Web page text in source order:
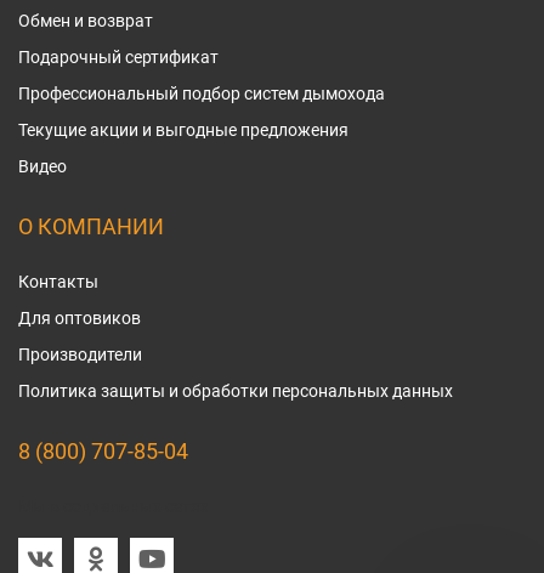
Обмен и возврат
Подарочный сертификат
Профессиональный подбор систем дымохода
Текущие акции и выгодные предложения
Видео
О КОМПАНИИ
Контакты
Для оптовиков
Производители
Политика защиты и обработки персональных данных
8 (800) 707-85-04